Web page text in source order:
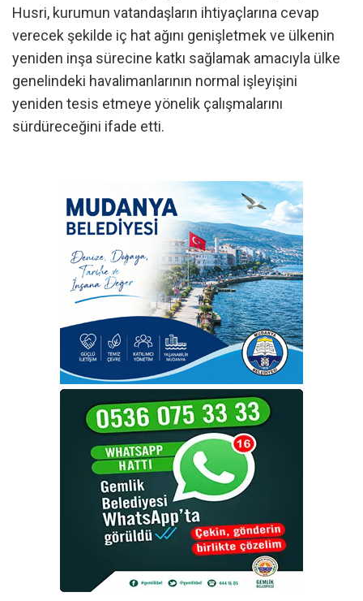
Husri, kurumun vatandaşların ihtiyaçlarına cevap
verecek şekilde iç hat ağını genişletmek ve ülkenin
yeniden inşa sürecine katkı sağlamak amacıyla ülke
genelindeki havalimanlarının normal işleyişini
yeniden tesis etmeye yönelik çalışmalarını
sürdüreceğini ifade etti.